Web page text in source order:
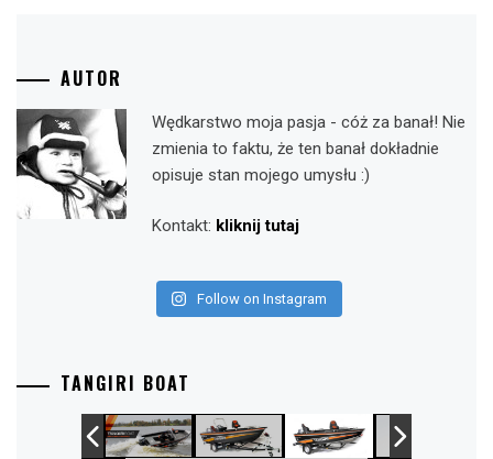
AUTOR
Wędkarstwo moja pasja - cóż za banał! Nie
zmienia to faktu, że ten banał dokładnie
opisuje stan mojego umysłu :)
Kontakt: kliknij tutaj
Follow on Instagram
TANGIRI BOAT